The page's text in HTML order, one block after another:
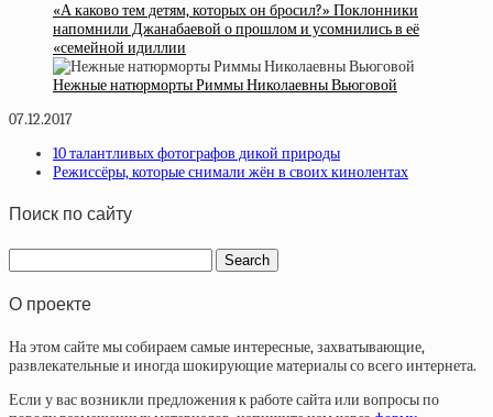
«А каково тем детям, которых он бросил?» Поклонники
напомнили Джанабаевой о прошлом и усомнились в её
«семейной идиллии
Нежные натюрморты Риммы Николаевны Вьюговой
07.12.2017
10 талантливых фотографов дикой природы
Режиссёры, которые снимали жён в своих кинолентах
Поиск по сайту
О проекте
На этом сайте мы собираем самые интересные, захватывающие,
развлекательные и иногда шокирующие материалы со всего интернета.
Если у вас возникли предложения к работе сайта или вопросы по